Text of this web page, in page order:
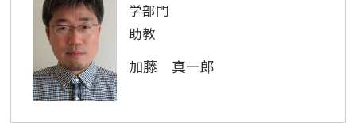
学部門
助教
加藤 真一郎